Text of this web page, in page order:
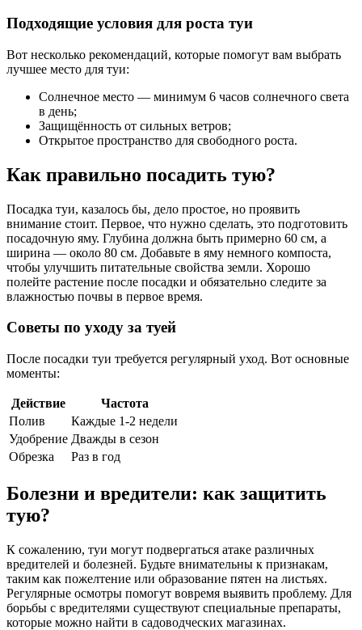
Подходящие условия для роста туи
Вот несколько рекомендаций, которые помогут вам выбрать
лучшее место для туи:
Солнечное место — минимум 6 часов солнечного света
в день;
Защищённость от сильных ветров;
Открытое пространство для свободного роста.
Как правильно посадить тую?
Посадка туи, казалось бы, дело простое, но проявить
внимание стоит. Первое, что нужно сделать, это подготовить
посадочную яму. Глубина должна быть примерно 60 см, а
ширина — около 80 см. Добавьте в яму немного компоста,
чтобы улучшить питательные свойства земли. Хорошо
полейте растение после посадки и обязательно следите за
влажностью почвы в первое время.
Советы по уходу за туей
После посадки туи требуется регулярный уход. Вот основные
моменты:
Действие
Частота
Полив
Каждые 1-2 недели
Удобрение Дважды в сезон
Обрезка
Раз в год
Болезни и вредители: как защитить
тую?
К сожалению, туи могут подвергаться атаке различных
вредителей и болезней. Будьте внимательны к признакам,
таким как пожелтение или образование пятен на листьях.
Регулярные осмотры помогут вовремя выявить проблему. Для
борьбы с вредителями существуют специальные препараты,
которые можно найти в садоводческих магазинах.